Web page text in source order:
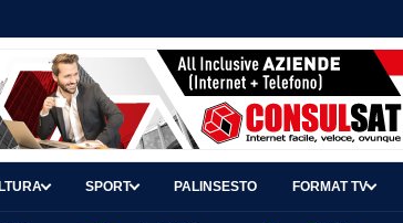
SPORT PALINSESTO FORMAT TV